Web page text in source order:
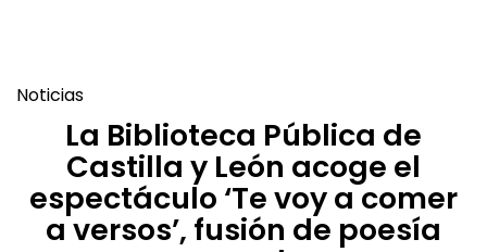
La Biblioteca Pública de
Castilla y León acoge el
espectáculo ‘Te voy a comer
a versos’, fusión de poesía
amorosa y humor